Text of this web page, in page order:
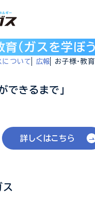
育（ガスを学ぼう
について 広報 お子様・教
ができるまで」
詳しくはこちら
ス